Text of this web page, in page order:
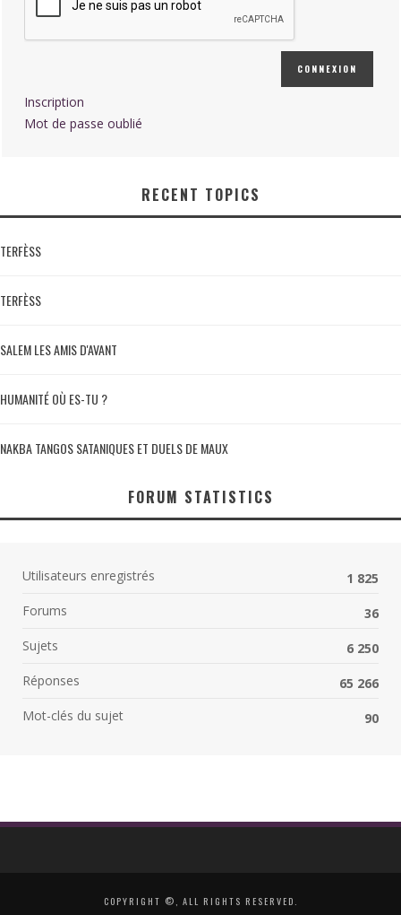
CONNEXION
Inscription
Mot de passe oublié
RECENT TOPICS
TERFÈSS
TERFÈSS
SALEM LES AMIS D'AVANT
HUMANITÉ OÙ ES-TU ?
NAKBA TANGOS SATANIQUES ET DUELS DE MAUX
FORUM STATISTICS
Utilisateurs enregistrés
1 825
Forums
36
Sujets
6 250
Réponses
65 266
Mot-clés du sujet
90
COPYRIGHT ©, ALL RIGHTS RESERVED.